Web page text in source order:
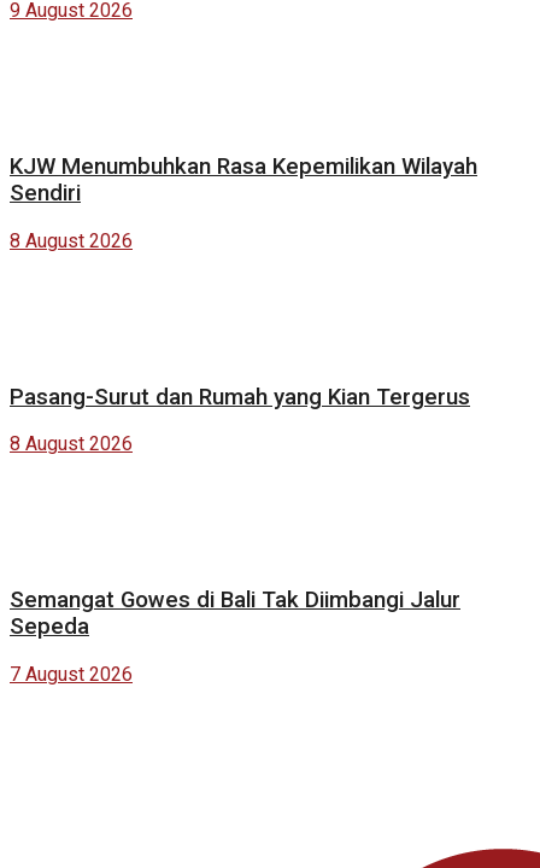
9 August 2026
KJW Menumbuhkan Rasa Kepemilikan Wilayah
Sendiri
8 August 2026
Pasang-Surut dan Rumah yang Kian Tergerus
8 August 2026
Semangat Gowes di Bali Tak Diimbangi Jalur
Sepeda
7 August 2026